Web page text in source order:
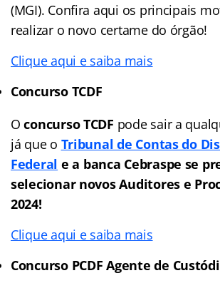
(MGI). Confira aqui os principais
realizar o novo certame do órgão!
Clique aqui e saiba mais
Concurso TCDF
O concurso TCDF pode sair a
já que o Tribunal de Contas do
Federal e a banca Cebraspe se
selecionar novos Auditores e
2024!
Clique aqui e saiba mais
Concurso PCDF Agente de